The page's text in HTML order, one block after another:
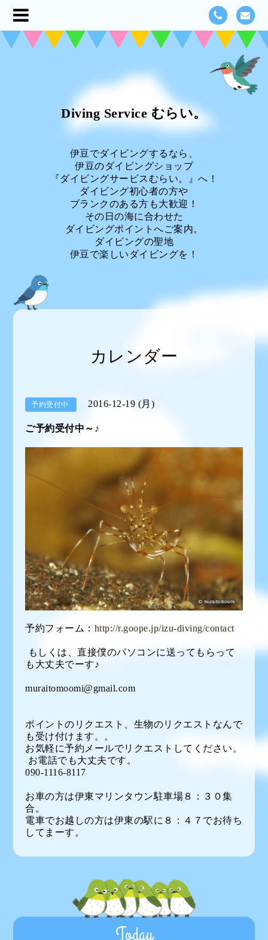
Diving Service むらい。
伊豆でダイビングするなら、
伊豆のダイビングショップ
『ダイビングサービスむらい。』へ！
ダイビング初心者の方や
ブランクのある方も大歓迎！
その日の海に合わせた
ダイビングポイントへご案内。
ダイビングの聖地
伊豆で楽しいダイビングを！
カレンダー
予約受付中 2016-12-19 (月)
ご予約受付中～♪
予約フォーム： http://r.goope.jp/izu-diving/contact
もしくは、直接僕のパソコンに送ってもらって
も大丈夫でーす♪
muraitomoomi@gmail.com
ポイントのリクエスト、生物のリクエストなんで
も受け付けます。。
お気軽に予約メールでリクエストしてください。
お電話でも大丈夫です。
090-1116-8117
お車の方は伊東マリンタウン駐車場８：３０集
合。
電車でお越しの方は伊東の駅に８：４７でお待ち
してまーす。
Today